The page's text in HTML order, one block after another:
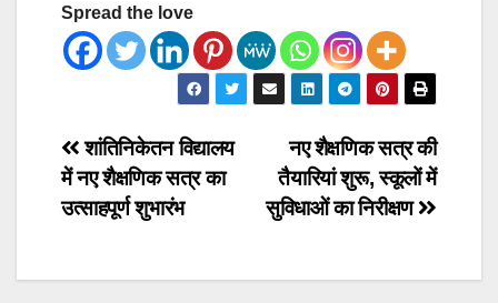
Spread the love
Post
navigation
नए शैक्षणिक सत्र की
तैयारियां शुरू, स्कूलों में
सुविधाओं का निरीक्षण
शांतिनिकेतन विद्यालय
में नए शैक्षणिक सत्र का
उत्साहपूर्ण शुभारंभ